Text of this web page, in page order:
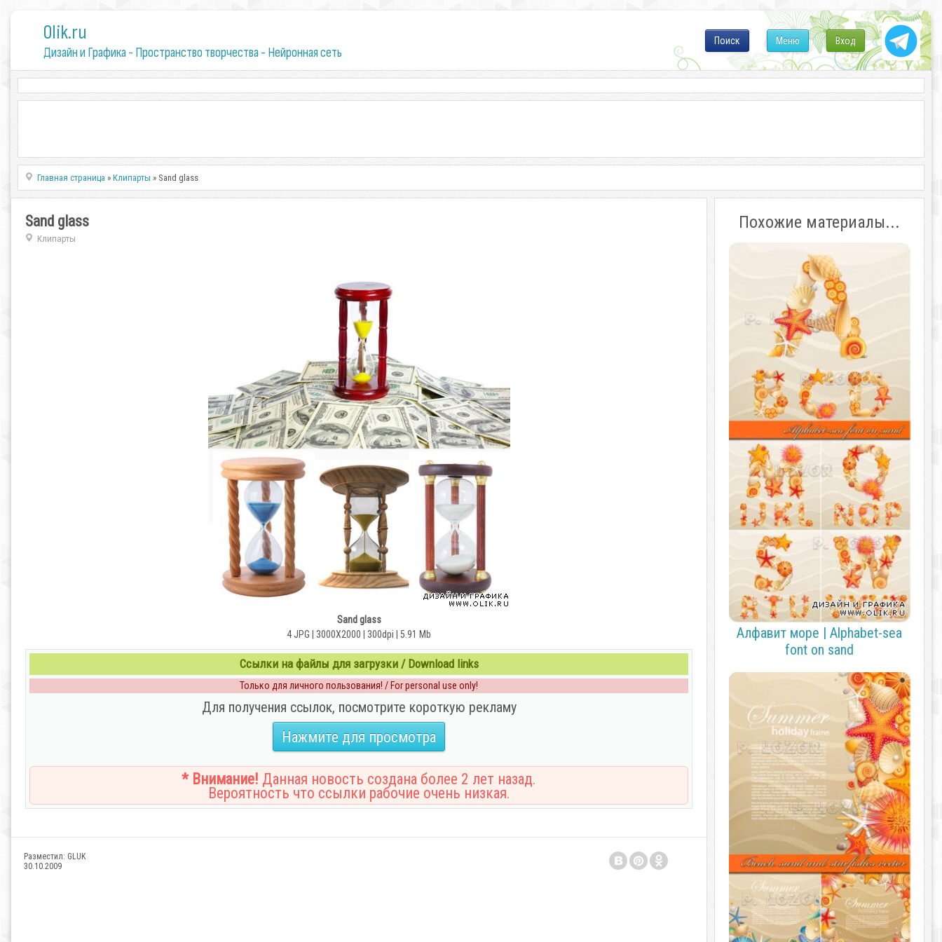
0lik.ru
Дизайн и Графика - Пространство творчества - Нейронная сеть
Вход
Меню
Поиск
Главная страница »Клипарты » Sand glass
Sand glass
Клипарты
Sand glass
4 JPG | 3000X2000 | 300dpi | 5.91 Mb
Ссылки на файлы для загрузки / Download links
Только для личного пользования! / For personal use only!
Для получения ссылок, посмотрите короткую рекламу
Нажмите для просмотра
* Внимание! Данная новость создана более 2 лет назад.
Вероятность что ссылки рабочие очень низкая.
Разместил: GLUK
30.10.2009
Похожие материалы...
Алфавит море | Alphabet-sea
font on sand